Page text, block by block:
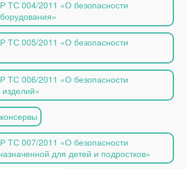
ТС 004/2011 «О безопасности
ТС 005/2011 «О безопасности
ТС 006/2011 «О безопасности
изделий»
ТС 007/2011 «О безопасности
для детей и подростков»